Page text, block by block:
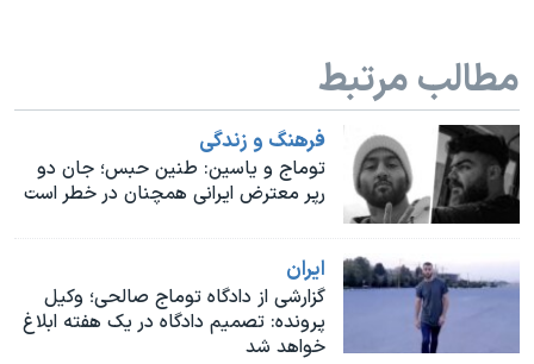
همایش محافظه‌کاران آمریکا «سی‌پک»
صفحه‌های ویژه
سفر پرزیدنت ترامپ به چین
مطالب مرتبط
فرهنگ و زندگی
توماج و یاسین: طنین حبس؛ جان دو
رپر معترض ایرانی همچنان در خطر است
ايران
گزارشی از دادگاه توماج صالحی؛ وکیل
پرونده: تصمیم دادگاه در یک هفته ابلاغ
خواهد شد